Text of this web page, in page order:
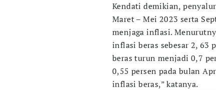
Kendati demikian,
Maret – Mei 2023 serta
menjaga inflasi.
inflasi beras sebesar 2, 63
beras turun menjadi 0,7
0,55 persen pada bulan
inflasi beras,” katanya.